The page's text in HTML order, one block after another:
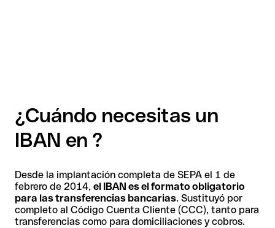
¿Cuándo necesitas un
IBAN en ?
Desde la implantación completa de SEPA el 1 de
febrero de 2014, el IBAN es el formato obligatorio
para las transferencias bancarias. Sustituyó por
completo al Código Cuenta Cliente (CCC), tanto para
transferencias como para domiciliaciones y cobros.